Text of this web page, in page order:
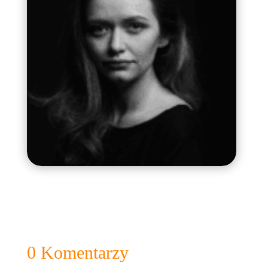
0 Komentarzy